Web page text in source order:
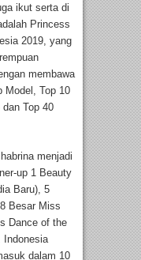
ikut serta di
Princess
2019, yang
membawa
Model, Top 10
Top 40
menjadi
up 1 Beauty
Baru), 5
Besar Miss
Dance of the
Indonesia
dalam 10